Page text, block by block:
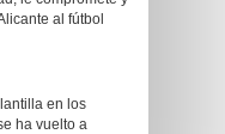
al fútbol
en los
ha vuelto a